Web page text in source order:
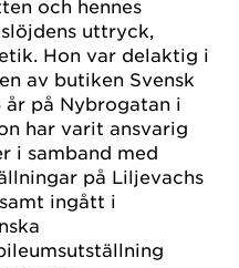
och hennes
uttryck,
Hon var delaktig i
av butiken Svensk
år på Nybrogatan i
har varit ansvarig
i samband med
på Liljevachs
ingått i